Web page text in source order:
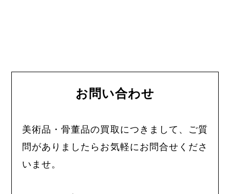
お問い合わせ
美術品・骨董品の買取につきまして、ご質
問がありましたらお気軽にお問合せくださ
いませ。